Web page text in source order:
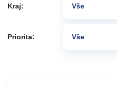
Kraj: Vše
Priorita: Vše